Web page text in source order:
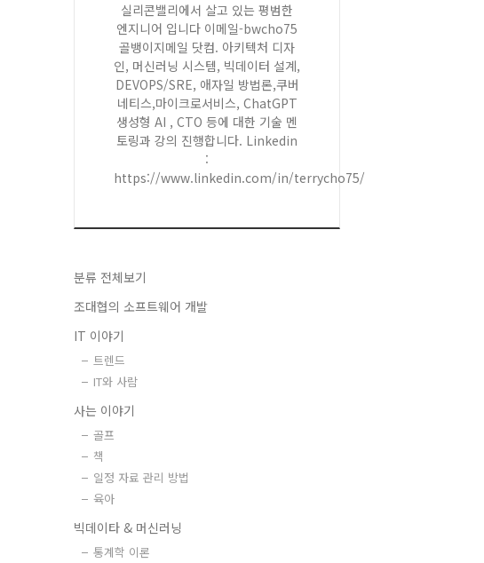
실리콘밸리에서 살고 있는 평범한
엔지니어 입니다 이메일-bwcho75
골뱅이지메일 닷컴. 아키텍처 디자
인, 머신러닝 시스템, 빅데이터 설계,
DEVOPS/SRE, 애자일 방법론,쿠버
네티스,마이크로서비스, ChatGPT
생성형 AI , CTO 등에 대한 기술 멘
토링과 강의 진행합니다. Linkedin
:
https://www.linkedin.com/in/terrycho75/
분류 전체보기
조대협의 소프트웨어 개발
IT 이야기
트렌드
IT와 사람
사는 이야기
골프
책
일정 자료 관리 방법
육아
빅데이타 & 머신러닝
통계학 이론